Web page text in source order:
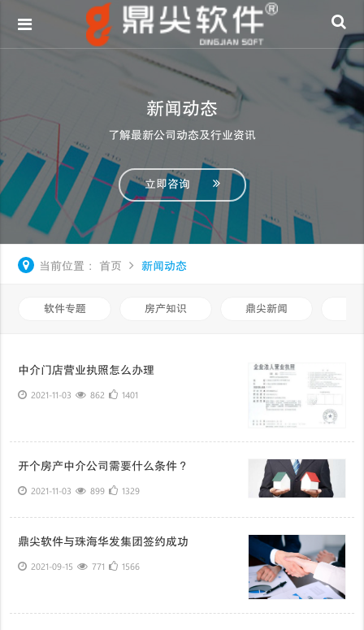
新闻动态
了解最新公司动态及行业资讯
立即咨询
当前位置： 首页 新闻动态
软件专题 房产知识 鼎尖新闻
中介门店营业执照怎么办理
2021-11-03 862 1401
开个房产中介公司需要什么条件？
2021-11-03 899 1329
鼎尖软件与珠海华发集团签约成功
2021-09-15 771 1566